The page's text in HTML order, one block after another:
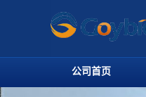
公司首页